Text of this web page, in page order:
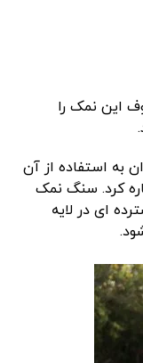
این نمک را
به استفاده از آن
کرد. سنگ نمک
ای در لایه